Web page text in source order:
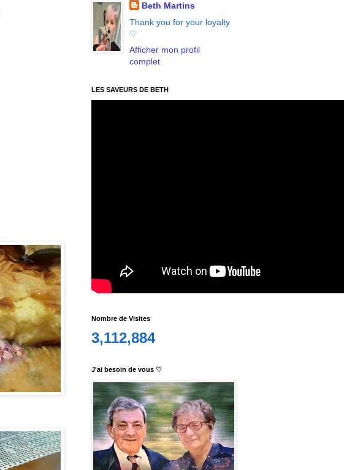
Beth Martins
Thank you for your loyalty
♡
Afficher mon profil
complet
LES SAVEURS DE BETH
Nombre de Visites
3,112,884
J'ai besoin de vous ♡